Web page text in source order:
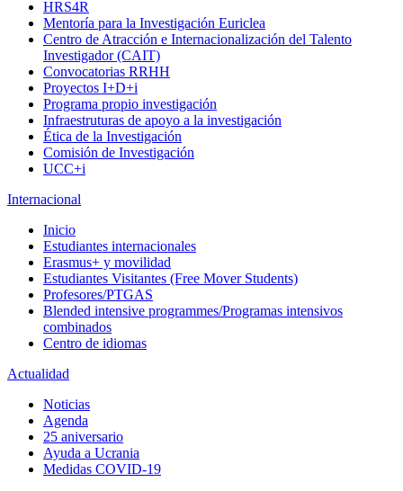
HRS4R
Mentoría para la Investigación Euriclea
Centro de Atracción e Internacionalización del Talento
Investigador (CAIT)
Convocatorias RRHH
Proyectos I+D+i
Programa propio investigación
Infraestruturas de apoyo a la investigación
Ética de la Investigación
Comisión de Investigación
UCC+i
Internacional
Inicio
Estudiantes internacionales
Erasmus+ y movilidad
Estudiantes Visitantes (Free Mover Students)
Profesores/PTGAS
Blended intensive programmes/Programas intensivos
combinados
Centro de idiomas
Actualidad
Noticias
Agenda
25 aniversario
Ayuda a Ucrania
Medidas COVID-19